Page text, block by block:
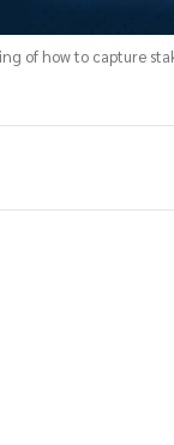
of how to capture